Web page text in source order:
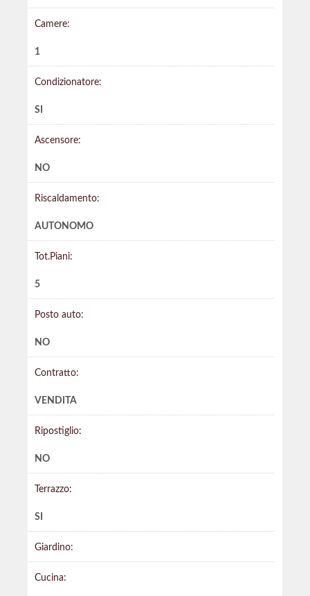
Camere:
1
Condizionatore:
SI
Ascensore:
NO
Riscaldamento:
AUTONOMO
Tot.Piani:
5
Posto auto:
NO
Contratto:
VENDITA
Ripostiglio:
NO
Terrazzo:
SI
Giardino:
Cucina: